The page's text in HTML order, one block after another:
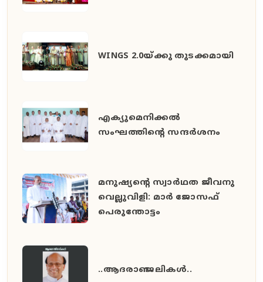
WINGS 2.0യ്ക്കു തുടക്കമായി
എക്യുമെനിക്കൽ
സംഘത്തിന്റെ സന്ദർശനം
മനുഷ്യൻ്റെ സ്വാർഥത ജീവനു
വെല്ലുവിളി: മാർ ജോസഫ്
പെരുന്തോട്ടം
..ആദരാഞ്ജലികൾ..